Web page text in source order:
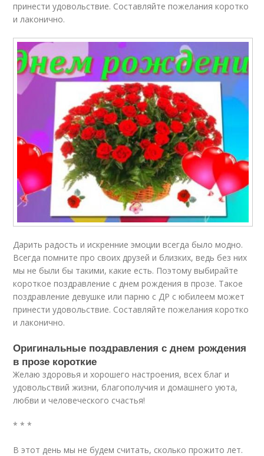
принести удовольствие. Составляйте пожелания коротко
и лаконично.
Дарить радость и искренние эмоции всегда было модно.
Всегда помните про своих друзей и близких, ведь без них
мы не были бы такими, какие есть. Поэтому выбирайте
короткое поздравление с днем рождения в прозе. Такое
поздравление девушке или парню с ДР с юбилеем может
принести удовольствие. Составляйте пожелания коротко
и лаконично.
Оригинальные поздравления с днем рождения
в прозе короткие
Желаю здоровья и хорошего настроения, всех благ и
удовольствий жизни, благополучия и домашнего уюта,
любви и человеческого счастья!
* * *
В этот день мы не будем считать, сколько прожито лет.